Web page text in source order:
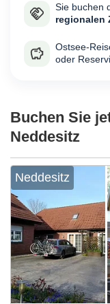
Sie buchen
regionalen
Ostsee-
oder
Buchen Sie
Neddesitz
Neddesitz